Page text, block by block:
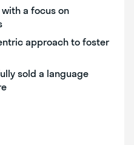
with a focus on
approach to foster
sold a language